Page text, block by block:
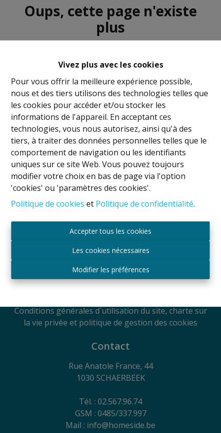
Vivez plus avec les cookies
Pour vous offrir la meilleure expérience possible,
nous et des tiers utilisons des technologies telles que
les cookies pour accéder et/ou stocker les
informations de l'appareil. En acceptant ces
technologies, vous nous autorisez, ainsi qu'à des
tiers, à traiter des données personnelles telles que le
comportement de navigation ou les identifiants
uniques sur ce site Web. Vous pouvez toujours
modifier votre choix en bas de page via l'option
'cookies' ou 'paramètres des cookies'.
Politique de cookies et Politique de confidentialité.
Accepter tous les cookies
Les cookies nécessaires
Modifier les préférences
Oups, cette page n'existe
plus
À Vendre À Louer
Mentions légales
Titulaire IPI: David GUNEL
Agent immobilier intermédiaire et régisseur
Rue du Luxembourg 16B, 1000 Bruxelles, Belgique
du 29juin 2018
RC Professionnelle et Cautionnement via Axa
Conditions générales d´utilisation du site, charte sur
la vie privée et politique de gestion des cookies
Contact
Rue Anatole France, 44
1030 SCHAERBEEK
Tél. : 02.567.96.74
GSM : 0485/337.997
Mail : info@homeside.be